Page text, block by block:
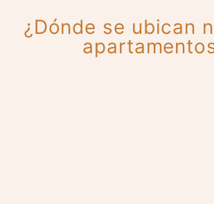
¿Dónde se ubican